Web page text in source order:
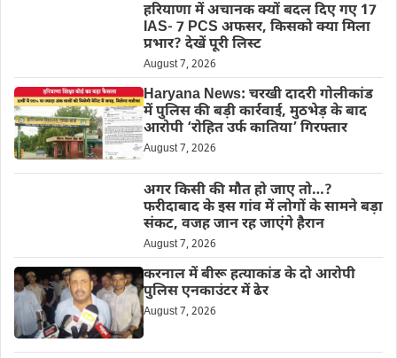
हरियाणा में अचानक क्यों बदल दिए गए 17
IAS- 7 PCS अफसर, किसको क्या मिला
प्रभार? देखें पूरी लिस्ट
August 7, 2026
Haryana News: चरखी दादरी गोलीकांड
में पुलिस की बड़ी कार्रवाई, मुठभेड़ के बाद
आरोपी ‘रोहित उर्फ कातिया’ गिरफ्तार
August 7, 2026
अगर किसी की मौत हो जाए तो…?
फरीदाबाद के इस गांव में लोगों के सामने बड़ा
संकट, वजह जान रह जाएंगे हैरान
August 7, 2026
करनाल में बीरू हत्याकांड के दो आरोपी
पुलिस एनकाउंटर में ढेर
August 7, 2026